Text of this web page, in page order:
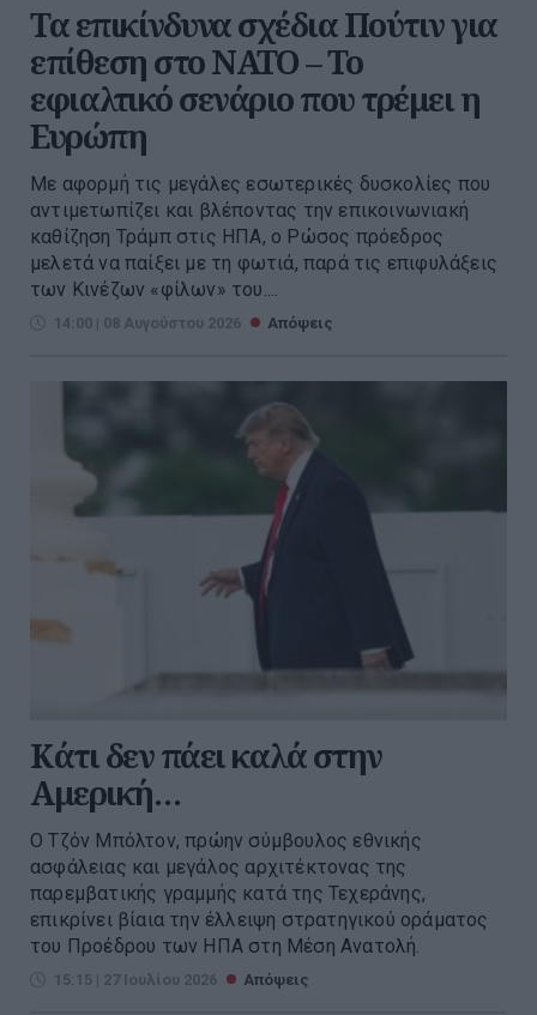
Τα επικίνδυνα σχέδια Πούτιν για
επίθεση στο ΝΑΤΟ – Το
εφιαλτικό σενάριο που τρέμει η
Ευρώπη
Με αφορμή τις μεγάλες εσωτερικές δυσκολίες που
αντιμετωπίζει και βλέποντας την επικοινωνιακή
καθίζηση Τράμπ στις ΗΠΑ, ο Ρώσος πρόεδρος
μελετά να παίξει με τη φωτιά, παρά τις επιφυλάξεις
των Κινέζων «φίλων» του....
14:00 | 08 Αυγούστου 2026 Απόψεις
Κάτι δεν πάει καλά στην
Αμερική…
Ο Τζόν Μπόλτον, πρώην σύμβουλος εθνικής
ασφάλειας και μεγάλος αρχιτέκτονας της
παρεμβατικής γραμμής κατά της Τεχεράνης,
επικρίνει βίαια την έλλειψη στρατηγικού οράματος
του Προέδρου των ΗΠΑ στη Μέση Ανατολή.
15:15 | 27 Ιουλίου 2026 Απόψεις